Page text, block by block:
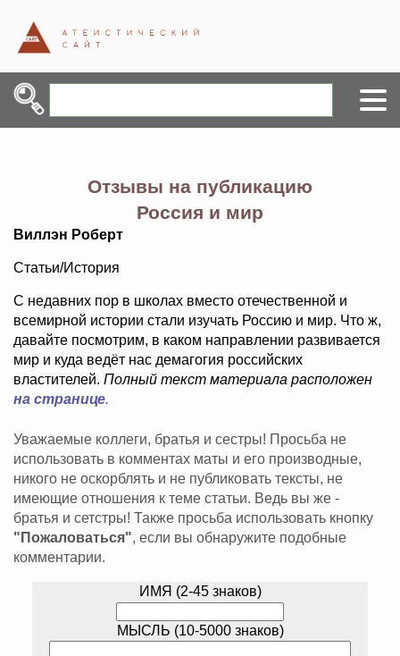
Отзывы на публикацию
Россия и мир
Виллэн Роберт
Статьи/История
С недавних пор в школах вместо отечественной и
всемирной истории стали изучать Россию и мир. Что ж,
давайте посмотрим, в каком направлении развивается
мир и куда ведёт нас демагогия российских
властителей. Полный текст материала расположен
на странице.
Уважаемые коллеги, братья и сестры! Просьба не
использовать в комментах маты и его производные,
никого не оскорблять и не публиковать тексты, не
имеющие отношения к теме статьи. Ведь вы же -
братья и сетстры! Также просьба использовать кнопку
"Пожаловаться", если вы обнаружите подобные
комментарии.
ИМЯ (2-45 знаков)
МЫСЛЬ (10-5000 знаков)